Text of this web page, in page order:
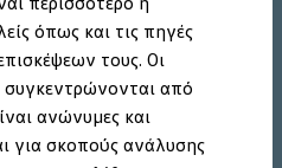
όπως και τις πηγές
τους. Οι
από
ανώνυμες και
για σκοπούς ανάλυσης
ΚΤΕΟ
και υγρά
Volkswagen